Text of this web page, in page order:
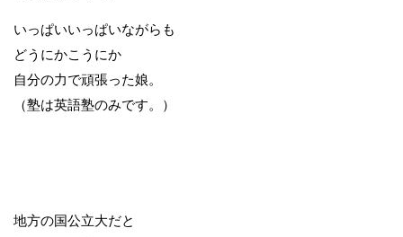
いっぱいいっぱいながらも
どうにかこうにか
自分の力で頑張った娘。
（塾は英語塾のみです。）
地方の国公立大だと